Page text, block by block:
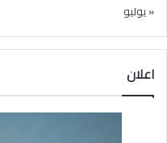
« يوليو
اعلان